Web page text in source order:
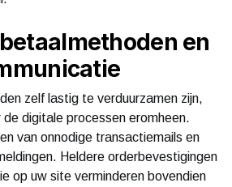
en
zelf lastig te verduurzamen zijn,
de digitale processen eromheen.
van onnodige transactiemails en
Heldere orderbevestigingen
op uw site verminderen bovendien